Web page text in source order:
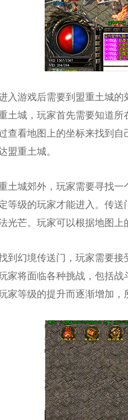
入游戏后需要到盟重土城的
土城，玩家首先需要知道
查看地图上的坐标来找到
盟重土城。
土城郊外，玩家需要寻找
等级的玩家才能进入。传
光芒。玩家可以根据地图上
到幻境传送门，玩家需要
家将面临各种挑战，包括
家等级的提升而逐渐增加，